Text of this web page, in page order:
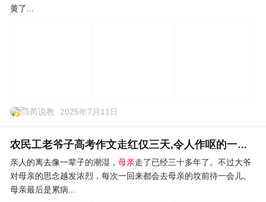
黄了...
芮芮说教 2025年7月11日
农民工老爷子高考作文走红仅三天,令人作呕的一幕曝光
亲人的离去像一辈子的潮湿， 母亲走了已经三十多年了。不过大爷
对母亲的思念越发浓烈，每次一回来都会去母亲的坟前待一会儿。
母亲最后是累病...